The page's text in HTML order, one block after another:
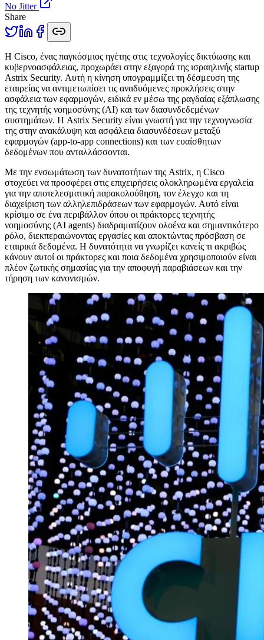
No Jitter
Share
Η Cisco, ένας παγκόσμιος ηγέτης στις τεχνολογίες δικτύωσης και
κυβερνοασφάλειας, προχωράει στην εξαγορά της ισραηλινής startup
Astrix Security. Αυτή η κίνηση υπογραμμίζει τη δέσμευση της
εταιρείας να αντιμετωπίσει τις αναδυόμενες προκλήσεις στην
ασφάλεια των εφαρμογών, ειδικά εν μέσω της ραγδαίας εξάπλωσης
της τεχνητής νοημοσύνης (AI) και των διασυνδεδεμένων
συστημάτων. Η Astrix Security είναι γνωστή για την τεχνογνωσία
της στην ανακάλυψη και ασφάλεια διασυνδέσεων μεταξύ
εφαρμογών (app-to-app connections) και των ευαίσθητων
δεδομένων που ανταλλάσσονται.
Με την ενσωμάτωση των δυνατοτήτων της Astrix, η Cisco
στοχεύει να προσφέρει στις επιχειρήσεις ολοκληρωμένα εργαλεία
για την αποτελεσματική παρακολούθηση, τον έλεγχο και τη
διαχείριση των αλληλεπιδράσεων των εφαρμογών. Αυτό είναι
κρίσιμο σε ένα περιβάλλον όπου οι πράκτορες τεχνητής
νοημοσύνης (AI agents) διαδραματίζουν ολοένα και σημαντικότερο
ρόλο, διεκπεραιώνοντας εργασίες και αποκτώντας πρόσβαση σε
εταιρικά δεδομένα. Η δυνατότητα να γνωρίζει κανείς τι ακριβώς
κάνουν αυτοί οι πράκτορες και ποια δεδομένα χρησιμοποιούν είναι
πλέον ζωτικής σημασίας για την αποφυγή παραβιάσεων και την
τήρηση των κανονισμών.